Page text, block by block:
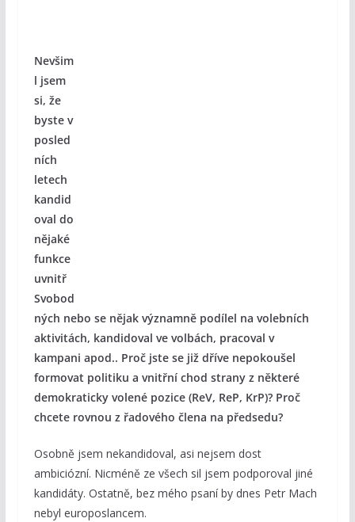
Nevšim
l jsem
si, že
byste v
posled
ních
letech
kandid
oval do
nějaké
funkce
uvnitř
Svobod
ných nebo se nějak významně podílel na volebních
aktivitách, kandidoval ve volbách, pracoval v
kampani apod.. Proč jste se již dříve nepokoušel
formovat politiku a vnitřní chod strany z některé
demokraticky volené pozice (ReV, ReP, KrP)? Proč
chcete rovnou z řadového člena na předsedu?
Osobně jsem nekandidoval, asi nejsem dost
ambiciózní. Nicméně ze všech sil jsem podporoval jiné
kandidáty. Ostatně, bez mého psaní by dnes Petr Mach
nebyl europoslancem.